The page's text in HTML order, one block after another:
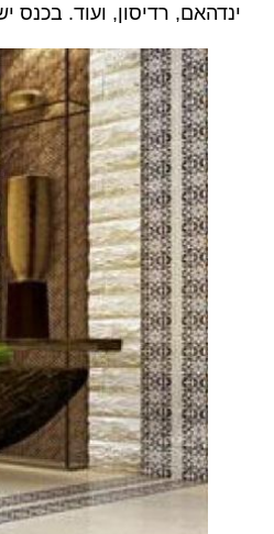
רדיסון, ועוד. בכנס